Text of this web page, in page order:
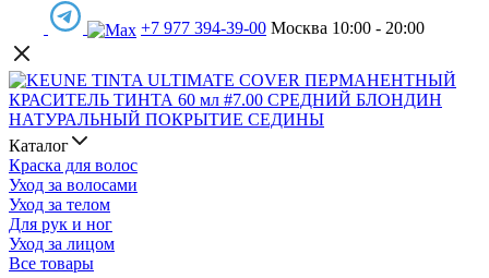
+7 977 394-39-00 Москва 10:00 - 20:00
Каталог
Краска для волос
Уход за волосами
Уход за телом
Для рук и ног
Уход за лицом
Все товары